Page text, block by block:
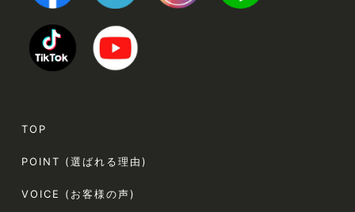
TOP
POINT (選ばれる理由)
VOICE (お客様の声)